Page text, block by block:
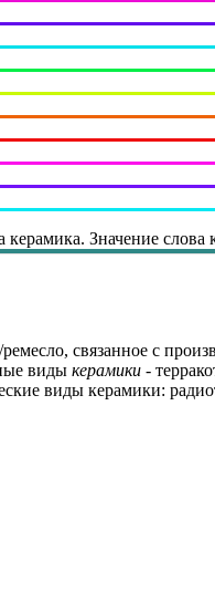
Значение слова
связанное с
виды керамики -
виды керамики: